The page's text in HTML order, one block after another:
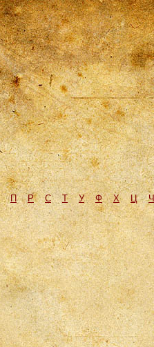
П Р С Т У Ф Х Ц Ч